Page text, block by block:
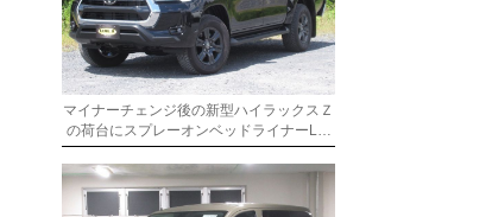
マイナーチェンジ後の新型ハイラックスＺ
の荷台にスプレーオンベッドライナーL…